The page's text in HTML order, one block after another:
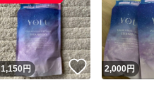
1,150円 いいね！
2,000円